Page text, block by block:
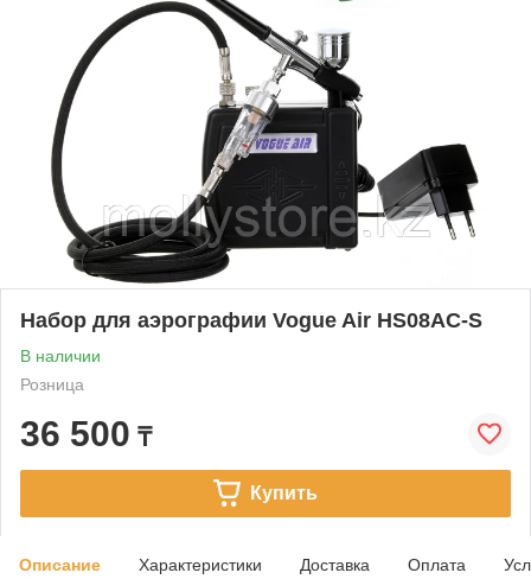
Набор для аэрографии Vogue Air HS08AC-S
В наличии
Розница
36 500 ₸
Купить
Описание Характеристики Доставка Оплата